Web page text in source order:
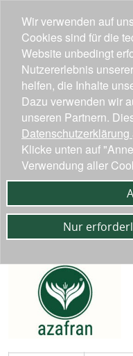
Wir verwenden auf
Cookies sind für die
Website unbedingt
Nutzererlebnis
helfen, die Inhalte
Dazu verwenden wir
unseren Partnern.
Datenschutzerklärung
Klicke unten auf
Verwendung aller
Nur